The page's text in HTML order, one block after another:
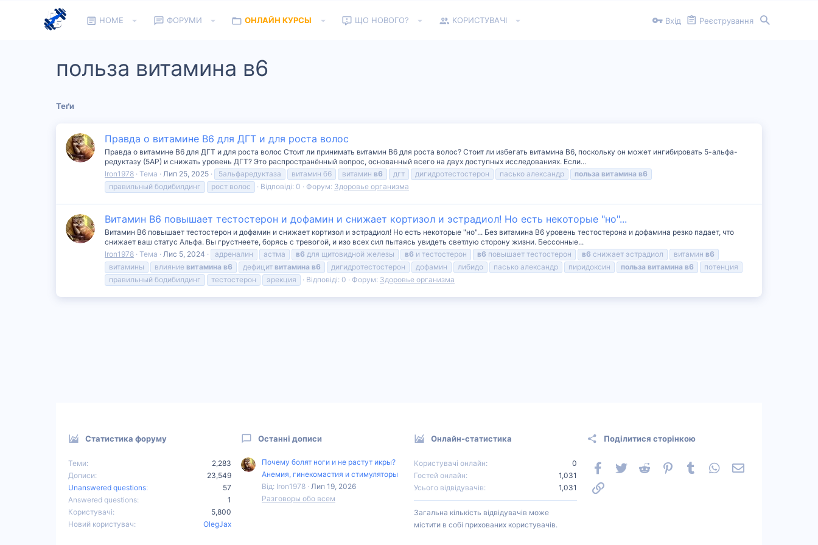
HOME ФОРУМИ ОНЛАЙН КУРСЫ ЩО НОВОГО? КОРИСТУВАЧІ Вхід Реєстрування
польза витамина в6
Теґи
Правда о витамине B6 для ДГТ и для роста волос
Правда о витамине B6 для ДГТ и для роста волос Стоит ли принимать витамин B6 для роста волос? Стоит ли избегать витамина B6, поскольку он может ингибировать 5-альфа-
редуктазу (5АР) и снижать уровень ДГТ? Это распространённый вопрос, основанный всего на двух доступных исследованиях. Если...
Iron1978 Тема Лип 25, 2025 5альфаредуктаза витамин б6 витамин в6 дгт дигидротестостерон пасько александр польза витамина в6
правильный бодибилдинг
рост волос Відповіді: 0 Форум: Здоровье организма
Витамин В6 повышает тестостерон и дофамин и снижает кортизол и эстрадиол! Но есть некоторые "но"...
Витамин В6 повышает тестостерон и дофамин и снижает кортизол и эстрадиол! Но есть некоторые "но"... Без витамина B6 уровень тестостерона и дофамина резко падает, что
снижает ваш статус Альфа. Вы грустнеете, борясь с тревогой, и изо всех сил пытаясь увидеть светлую сторону жизни. Бессонные...
Iron1978 Тема Лис 5, 2024 адреналин астма в6 для щитовидной железы в6 и тестостерон в6 повышает тестостерон в6 снижает эстрадиол витамин в6
витамины
влияние витамина в6 дефицит витамина в6 дигидротестостерон дофамин либидо пасько александр пиридоксин польза витамина в6
потенция
правильный бодибилдинг
тестостерон эрекция Відповіді: 0 Форум: Здоровье организма
Статистика форуму
Теми
2,283
Дописи
23,549
Unanswered questions
57
Answered questions
1
Користувачі
5,800
Новий користувач
OlegJax
Останні дописи
Почему болят ноги и не растут икры?
Анемия, гинекомастия и стимуляторы
Від: Iron1978
Лип 19, 2026
Разговоры обо всем
Онлайн-статистика
Користувачі онлайн
0
Гостей онлайн
1,031
Усього відвідувачів
1,031
Загальна кількість відвідувачів може
містити в собі прихованих користувачів.
Поділитися сторінкою
FacebookTwitter Reddit PinterestTumblr WhatsApp